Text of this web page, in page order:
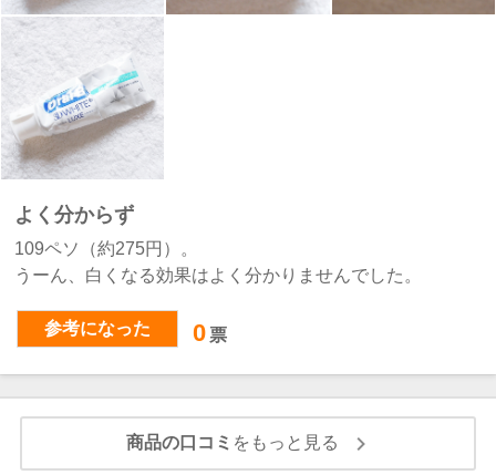
よく分からず
109ペソ（約275円）。
うーん、白くなる効果はよく分かりませんでした。
参考になった 0 票
商品の口コミ をもっと見る